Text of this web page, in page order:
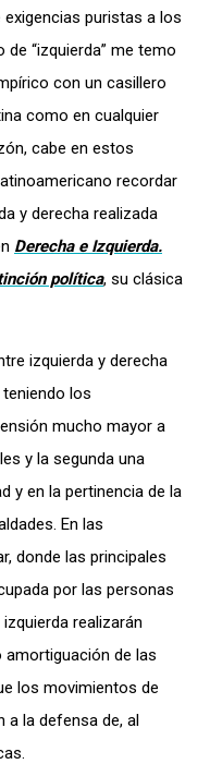
puristas a los
“izquierda” me temo
con un casillero
como en cualquier
cabe en estos
recordar
y derecha realizada
Derecha e Izquierda.
política, su clásica
izquierda y derecha
los
mucho mayor a
y la segunda una
y en la pertinencia de la
En las
donde las principales
por las personas
realizarán
de las
los movimientos de
a la defensa de, al